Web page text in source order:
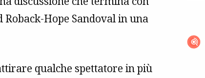
Hope Sandoval in una
qualche spettatore in più